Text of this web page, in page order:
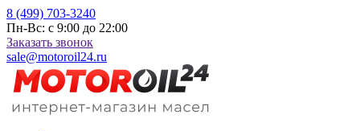
8 (499) 703-3240
Пн-Вс: с 9:00 до 22:00
Заказать звонок
sale@motoroil24.ru